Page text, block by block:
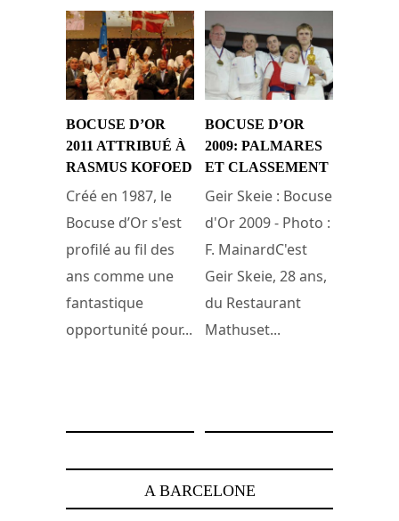
BOCUSE D’OR
2011 ATTRIBUÉ À
RASMUS KOFOED
Créé en 1987, le
Bocuse d’Or s'est
profilé au fil des
ans comme une
fantastique
opportunité pour...
BOCUSE D’OR
2009: PALMARES
ET CLASSEMENT
Geir Skeie : Bocuse
d'Or 2009 - Photo :
F. MainardC'est
Geir Skeie, 28 ans,
du Restaurant
Mathuset...
A BARCELONE